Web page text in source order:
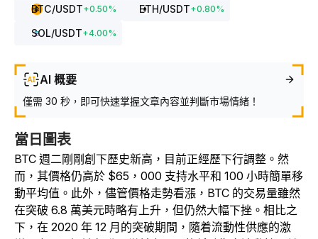
BTC/USDT+0.50% ETH/USDT+0.80%
SOL/USDT+4.00%
AI 概要
僅需 30 秒，即可快速掌握文章內容並判斷市場情緒！
當日圖表
BTC 週二剛剛創下歷史新高，目前正經歷下行調整。然
而，其價格仍高於 $65，000 支持水平和 100 小時簡單移
動平均值。此外，儘管價格走勢看漲，BTC 的交易量雖然
在突破 6.8 萬美元時略有上升，但仍然大幅下挫。相比之
下，在 2020 年 12 月的突破期間，隨着流動性供應的激